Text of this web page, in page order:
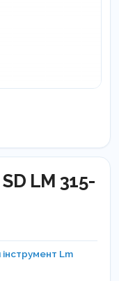
LM 315-
Lm